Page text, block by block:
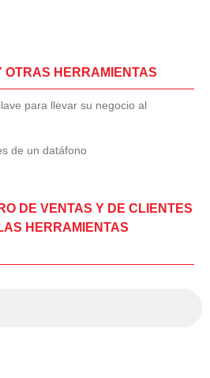
OTRAS HERRAMIENTAS
para llevar su negocio al
de un datáfono
DE VENTAS Y DE CLIENTES
HERRAMIENTAS